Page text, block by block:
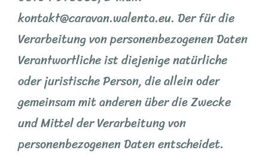
kontakt@caravan.walenta.eu. Der für die
Verarbeitung von personenbezogenen Daten
Verantwortliche ist diejenige natürliche
oder juristische Person, die allein oder
gemeinsam mit anderen über die Zwecke
und Mittel der Verarbeitung von
personenbezogenen Daten entscheidet.